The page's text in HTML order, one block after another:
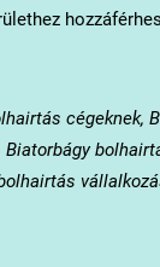
cégeknek,
Biatorbágy